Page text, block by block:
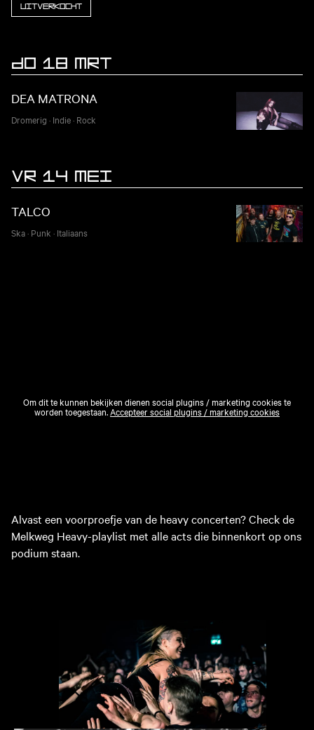
Uitverkocht
DO 18 MRT
DEA MATRONA
Dromerig · Indie· Rock
VR 14 MEI
TALCO
Ska· Punk · Italiaans
Om dit te kunnen bekijken dienen social plugins / marketing cookies te
worden toegestaan.Accepteer social plugins / marketing cookies
Alvast een voorproefje van de heavy concerten? Check de
Melkweg Heavy-playlist met alle acts die binnenkort op ons
podium staan.